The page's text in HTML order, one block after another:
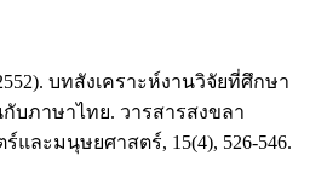
บทสังเคราะห์งานวิจัยที่ศึกษา
บภาษาไทย. วารสารสงขลา
ละมนุษยศาสตร์, 15(4), 526-546.